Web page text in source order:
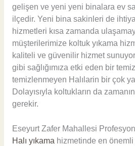
gelişen ve yeni yeni binalara ev
ilçedir. Yeni bina sakinleri de
hizmetleri kısa zamanda
müşterilerimize koltuk yıkama
kaliteli ve güvenilir hizmet
gibi sağlığımıza etki eden bir
temizlenmeyen Halılarin bir çok
Dolayısıyla koltukların da
gerekir.
Eseyurt Zafer Mahallesi
Halı yıkama hizmetinde en önemli